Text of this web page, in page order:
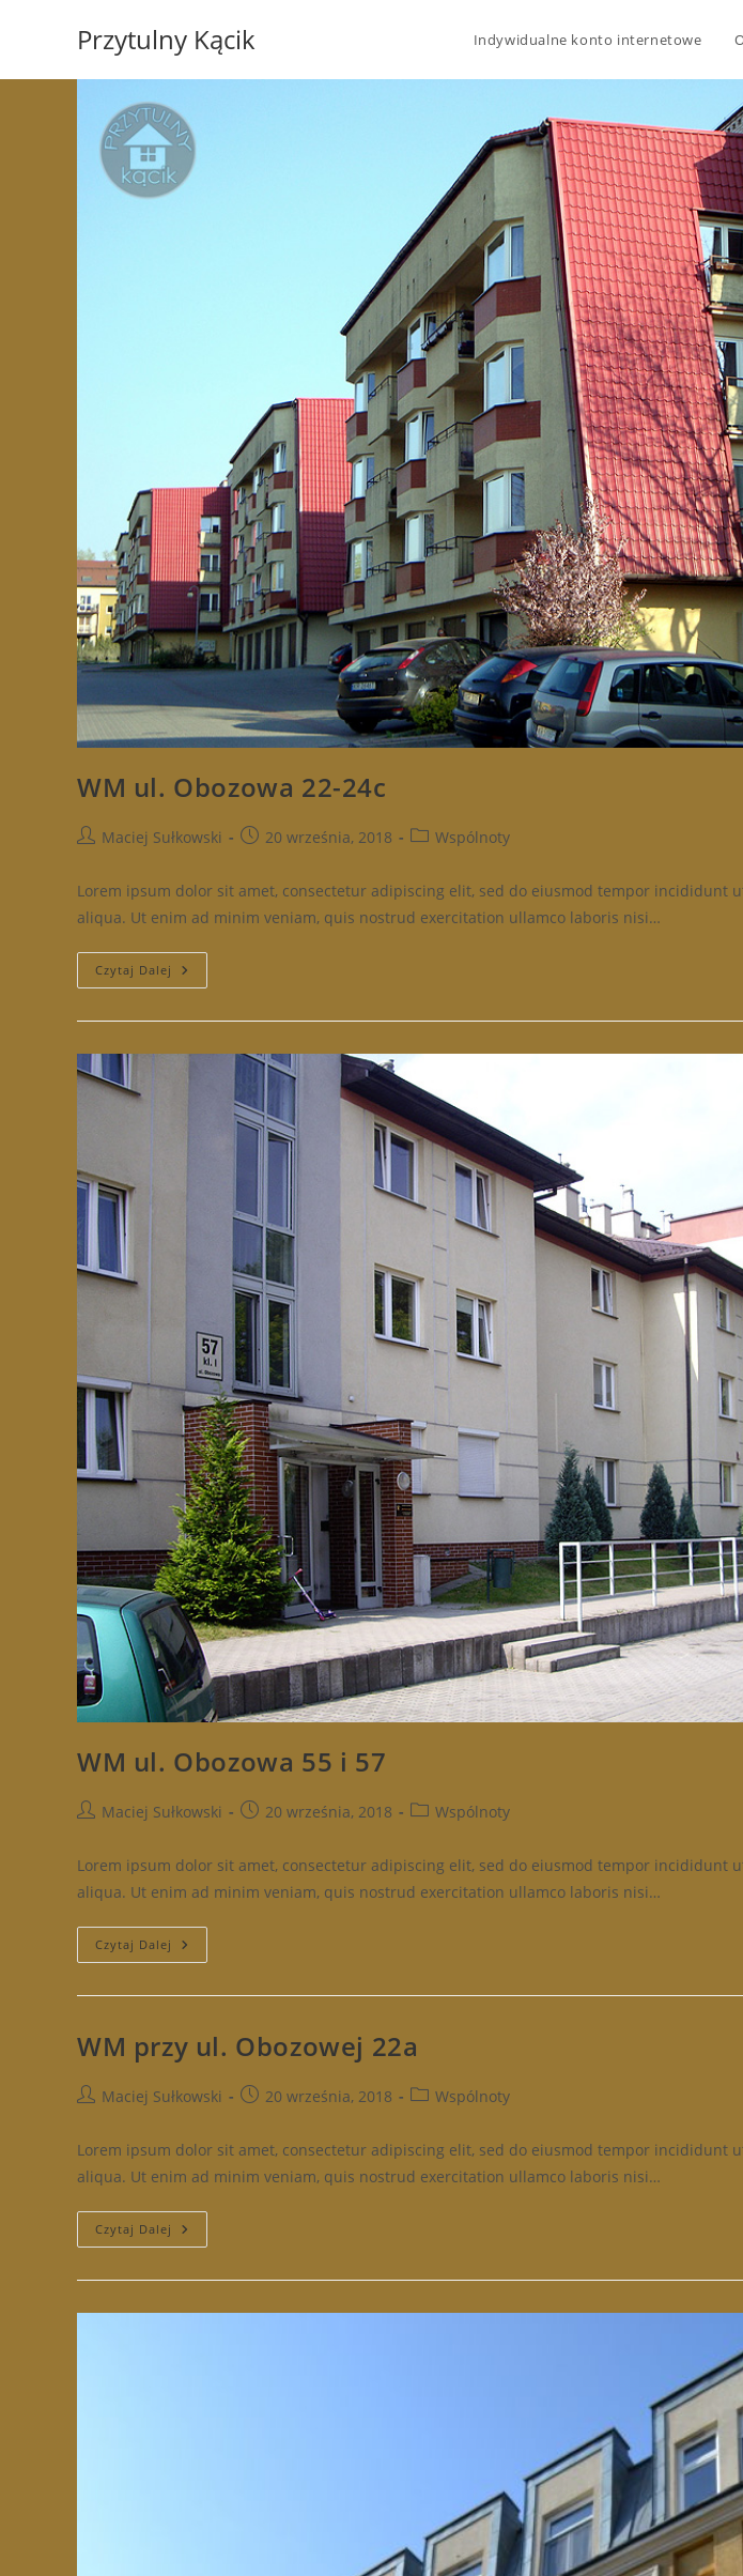
Przytulny Kącik Indywidualne konto internetowe
WM ul. Obozowa 22-24c
PostMaciej Sułkowski
Post20 września, 2018
PostWspólnoty
Lorem ipsum dolor sit amet, consectetur adipiscing elit, sed do eiusmod tempor incididunt
aliqua. Ut enim ad minim veniam, quis nostrud exercitation ullamco laboris nisi…
Czytaj Dalej WM
Ul.
WM ul. Obozowa 55 i 57
PostMaciej Sułkowski
Post20 września, 2018
PostWspólnoty
Lorem ipsum dolor sit amet, consectetur adipiscing elit, sed do eiusmod tempor incididunt
aliqua. Ut enim ad minim veniam, quis nostrud exercitation ullamco laboris nisi…
Czytaj Dalej WM
Ul.
WM przy ul. Obozowej 22a
PostMaciej Sułkowski
Post20 września, 2018
PostWspólnoty
Lorem ipsum dolor sit amet, consectetur adipiscing elit, sed do eiusmod tempor incididunt
aliqua. Ut enim ad minim veniam, quis nostrud exercitation ullamco laboris nisi…
Czytaj Dalej WM
Przy